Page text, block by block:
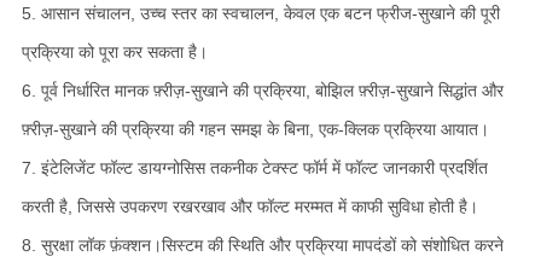
5. आसान संचालन, उच्च स्तर का स्वचालन, केवल एक बटन फ्रीज-सुखाने की पूरी
प्रक्रिया को पूरा कर सकता है।
6. पूर्व निर्धारित मानक फ़्रीज़-सुखाने की प्रक्रिया, बोझिल फ़्रीज़-सुखाने सिद्धांत और
फ़्रीज़-सुखाने की प्रक्रिया की गहन समझ के बिना, एक-क्लिक प्रक्रिया आयात।
7. इंटेलिजेंट फॉल्ट डायग्नोसिस तकनीक टेक्स्ट फॉर्म में फॉल्ट जानकारी प्रदर्शित
करती है, जिससे उपकरण रखरखाव और फॉल्ट मरम्मत में काफी सुविधा होती है।
8. सुरक्षा लॉक फ़ंक्शन।सिस्टम की स्थिति और प्रक्रिया मापदंडों को संशोधित करने